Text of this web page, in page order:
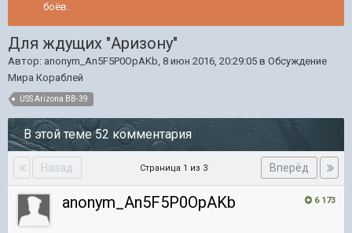
боёв.
Для ждущих "Аризону"
Автор: anonym_An5F5P0OpAKb, 8 июн 2016, 20:29:05 в Обсуждение
Мира Кораблей
USS Arizona BB-39
В этой теме 52 комментария
Назад Вперёд
Страница 1 из 3
6 173
anonym_An5F5P0OpAKb